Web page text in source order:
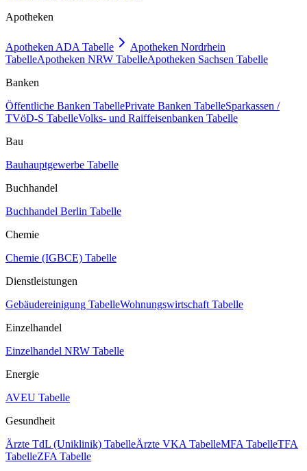
Apotheken
Apotheken ADA Tabelle
Apotheken Nordrhein
TabelleApotheken NRW TabelleApotheken Sachsen Tabelle
Banken
Öffentliche Banken TabellePrivate Banken TabelleSparkassen /
TVöD-S TabelleVolks- und Raiffeisenbanken Tabelle
Bau
Bauhauptgewerbe Tabelle
Buchhandel
Buchhandel Berlin Tabelle
Chemie
Chemie (IGBCE) Tabelle
Dienstleistungen
Gebäudereinigung TabelleWohnungswirtschaft Tabelle
Einzelhandel
Einzelhandel NRW Tabelle
Energie
AVEU Tabelle
Gesundheit
Ärzte TdL (Uniklinik) TabelleÄrzte VKA TabelleMFA TabelleTFA
TabelleZFA Tabelle